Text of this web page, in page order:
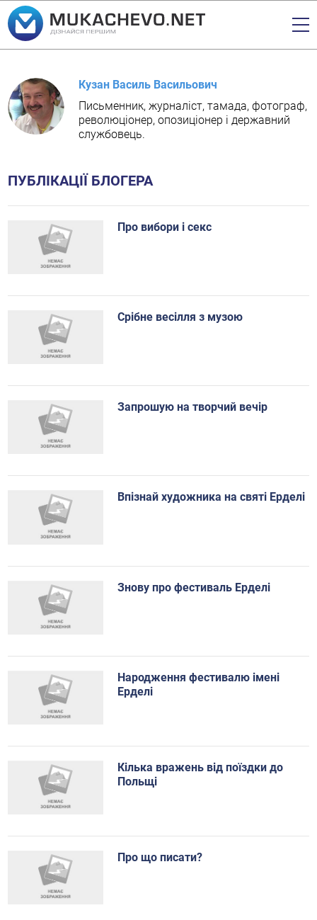
Кузан Василь Васильович
Письменник, журналіст, тамада, фотограф,
революціонер, опозиціонер і державний
службовець.
ПУБЛІКАЦІЇ БЛОГЕРА
Про вибори і секс
Срібне весілля з музою
Запрошую на творчий вечір
Впізнай художника на святі Ерделі
Знову про фестиваль Ерделі
Народження фестивалю імені
Ерделі
Кілька вражень від поїздки до
Польщі
Про що писати?